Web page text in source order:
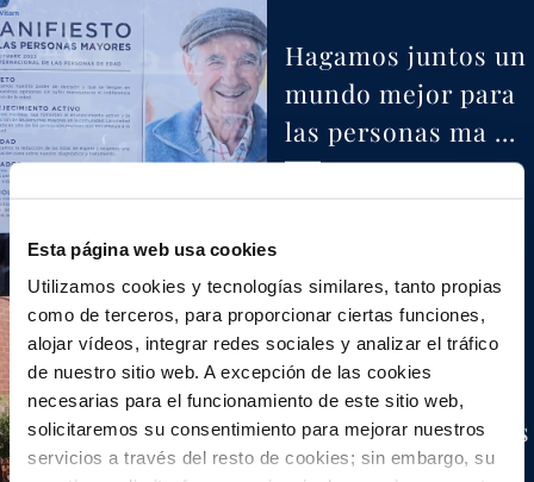
Esta página web usa cookies
Utilizamos cookies y tecnologías similares, tanto propias
como de terceros, para proporcionar ciertas funciones,
alojar vídeos, integrar redes sociales y analizar el tráfico
de nuestro sitio web. A excepción de las cookies
necesarias para el funcionamiento de este sitio web,
solicitaremos su consentimiento para mejorar nuestros
servicios a través del resto de cookies; sin embargo, su
Hagamos juntos un
mundo mejor para
las personas ma …
Una residencia más
cómoda y renovada